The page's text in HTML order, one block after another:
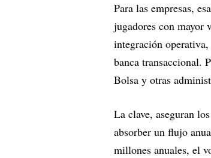
Para las empresas,
jugadores con mayor
integración
banca transaccional.
Bolsa y otras
La clave, aseguran
absorber un flujo
millones anuales, el